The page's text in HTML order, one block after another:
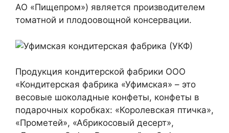
АО «Пищепром») является производителем
томатной и плодоовощной консервации.
Продукция кондитерской фабрики ООО
«Кондитерская фабрика «Уфимская» – это
весовые шоколадные конфеты, конфеты в
подарочных коробках: «Королевская птичка»,
«Прометей», «Абрикосовый десерт»,